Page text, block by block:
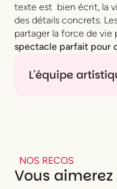
texte est bien écrit, la
des détails concrets.
partager la force de vie
spectacle parfait pour
L'équipe
NOS RECOS
Vous